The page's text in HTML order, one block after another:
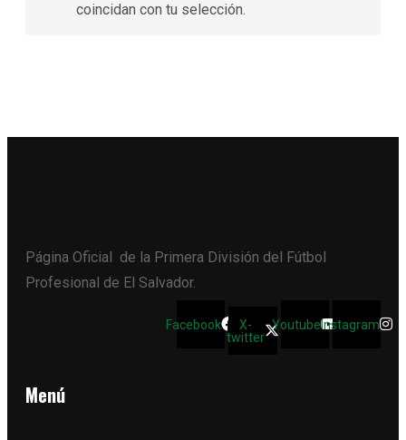
coincidan con tu selección.
Página Oficial de la Primera División del Fútbol
Profesional de El Salvador.
Facebook
X-
twitter
YoutubeInstagram
Menú